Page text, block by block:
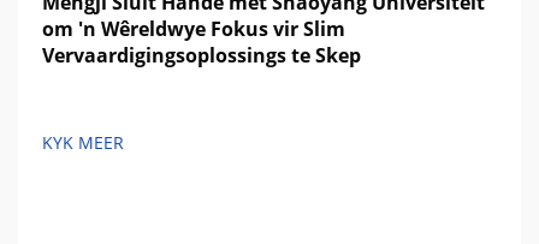
om 'n Wêreldwye Fokus vir Slim
Vervaardigingsoplossings te Skep
KYK MEER